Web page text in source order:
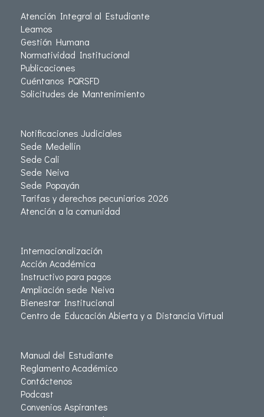
Atención Integral al Estudiante
Leamos
Gestión Humana
Normatividad Institucional
Publicaciones
Cuéntanos PQRSFD
Solicitudes de Mantenimiento
Notificaciones Judiciales
Sede Medellín
Sede Cali
Sede Neiva
Sede Popayán
Tarifas y derechos pecuniarios 2026
Atención a la comunidad
Internacionalización
Acción Académica
Instructivo para pagos
Ampliación sede Neiva
Bienestar Institucional
Centro de Educación Abierta y a Distancia Virtual
Manual del Estudiante
Reglamento Académico
Contáctenos
Podcast
Convenios Aspirantes